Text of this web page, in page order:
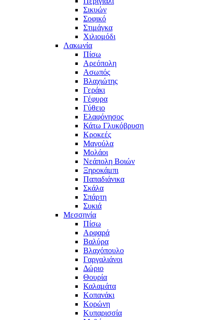
Σικυών
Σοφικό
Στιμάγκα
Χιλιομόδι
Λακωνία
Πίσω
Αρεόπολη
Ασωπός
Βλαχιώτης
Γεράκι
Γέφυρα
Γύθειο
Ελαφόνησος
Κάτω Γλυκόβρυση
Κροκεές
Μαγούλα
Μολάοι
Νεάπολη Βοιών
Ξηροκάμπι
Παπαδιάνικα
Σκάλα
Σπάρτη
Συκιά
Μεσσηνία
Πίσω
Αρφαρά
Βαλύρα
Βλαχόπουλο
Γαργαλιάνοι
Δώριο
Θουρία
Καλαμάτα
Κοπανάκι
Κορώνη
Κυπαρισσία